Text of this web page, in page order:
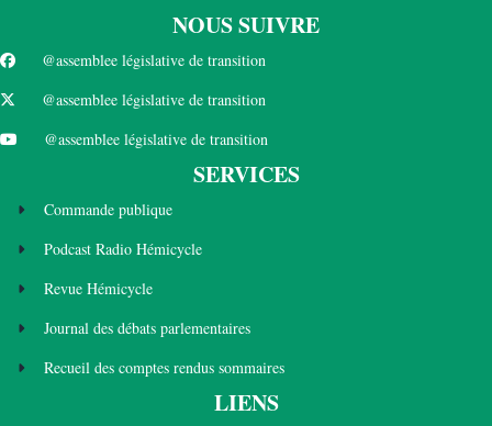
NOUS SUIVRE
@assemblee législative de transition
@assemblee législative de transition
@assemblee législative de transition
SERVICES
Commande publique
Podcast Radio Hémicycle
Revue Hémicycle
Journal des débats parlementaires
Recueil des comptes rendus sommaires
LIENS